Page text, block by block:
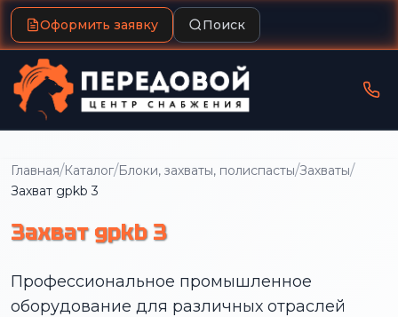
Оформить заявку Поиск
Главная/Каталог/Блоки, захваты, полиспасты/Захваты/
Захват gpkb 3
Захват gpkb 3
Профессиональное промышленное
оборудование для различных отраслей